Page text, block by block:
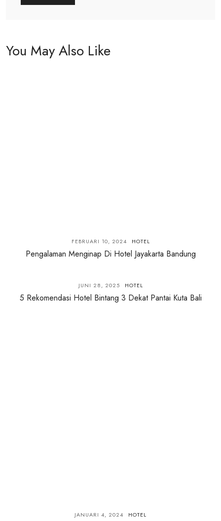
You May Also Like
FEBRUARI 10, 2024 HOTEL
Pengalaman Menginap Di Hotel Jayakarta Bandung
JUNI 28, 2025 HOTEL
5 Rekomendasi Hotel Bintang 3 Dekat Pantai Kuta Bali
JANUARI 4, 2024 HOTEL